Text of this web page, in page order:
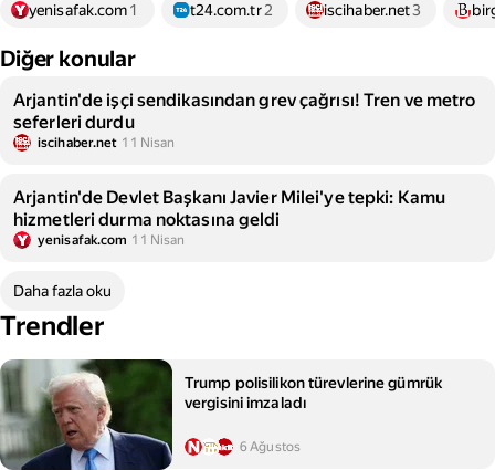
yenisafak.com1 t24.com.tr 2 iscihaber.net3
Diğer konular
Arjantin'de işçi sendikasından grev çağrısı! Tren ve metro
seferleri durdu
iscihaber.net 11 Nisan
Arjantin'de Devlet Başkanı Javier Milei'ye tepki: Kamu
hizmetleri durma noktasına geldi
yenisafak.com 11 Nisan
Daha fazla oku
Trendler
Trump polisilikon türevlerine gümrük
vergisini imzaladı
6 Ağustos